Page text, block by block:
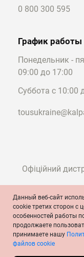
0 800 300 595
График работы
Понедельник -
09:00 до 17:00
Суббота с 10:00
Офіційний
©
Условия и
Политика
Данный веб-сайт
cookie третих сторон с
особенностей работы
продолжаете
принимаете нашу
файлов cookie